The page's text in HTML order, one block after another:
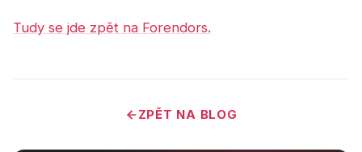
Tudy se jde zpět na Forendors.
ZPĚT NA BLOG